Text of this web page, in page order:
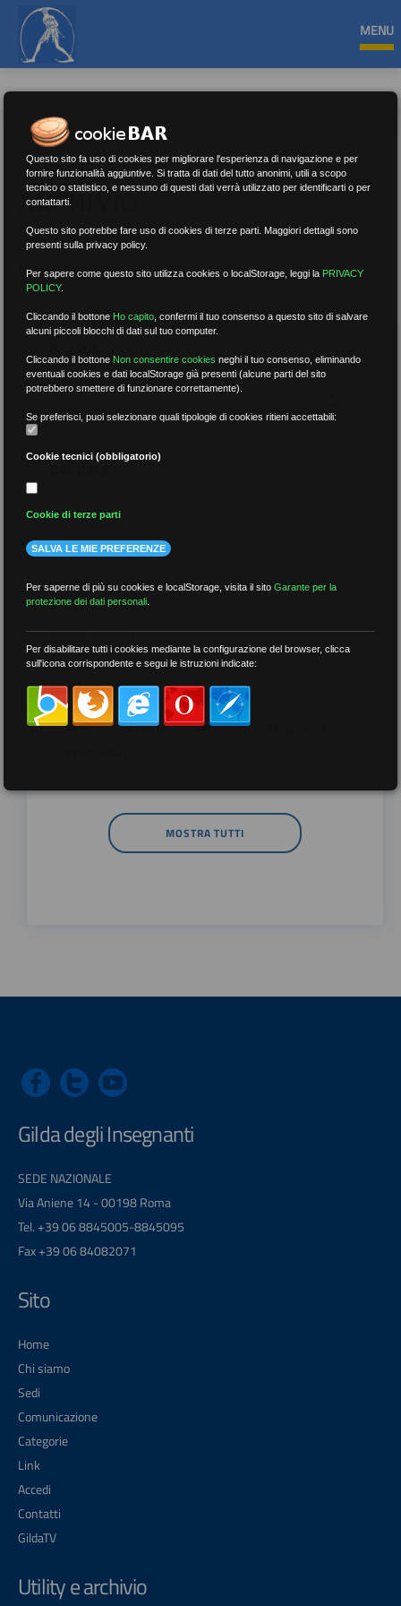
MENU
ARCHIVIO
Nessun risultato.Rimuovi filtri
per data
più recenti
meno recenti
per tag
##DS ##FGU ##Gilda
MOSTRA TUTTI
Gilda degli Insegnanti
SEDE NAZIONALE
Via Aniene 14 - 00198 Roma
Tel. +39 06 8845005-8845095
Fax +39 06 84082071
Sito
Home
Chi siamo
Sedi
Comunicazione
Categorie
Link
Accedi
Contatti
GildaTV
Utility e archivio
Questo sito fa uso di cookies per migliorare l'esperienza di navigazione e per
fornire funzionalità aggiuntive. Si tratta di dati del tutto anonimi, utili a scopo
tecnico o statistico, e nessuno di questi dati verrà utilizzato per identificarti o per
contattarti.
Questo sito potrebbe fare uso di cookies di terze parti. Maggiori dettagli sono
presenti sulla privacy policy.
Per sapere come questo sito utilizza cookies o localStorage, leggi la PRIVACY
POLICY.
Cliccando il bottone Ho capito ,confermi il tuo consenso a questo sito di salvare
alcuni piccoli blocchi di dati sul tuo computer.
Cliccando il bottone Non consentire cookies neghi il tuo consenso, eliminando
eventuali cookies e dati localStorage già presenti (alcune parti del sito
potrebbero smettere di funzionare correttamente).
Se preferisci, puoi selezionare quali tipologie di cookies ritieni accettabili:
Cookie tecnici (obbligatorio)
Cookie di terze parti
SALVA LE MIE PREFERENZE
Per saperne di più su cookies e localStorage, visita il sitoGarante per la
protezione dei dati personali
Per disabilitare tutti i cookies mediante la configurazione del browser, clicca
sull'icona corrispondente e segui le istruzioni indicate: